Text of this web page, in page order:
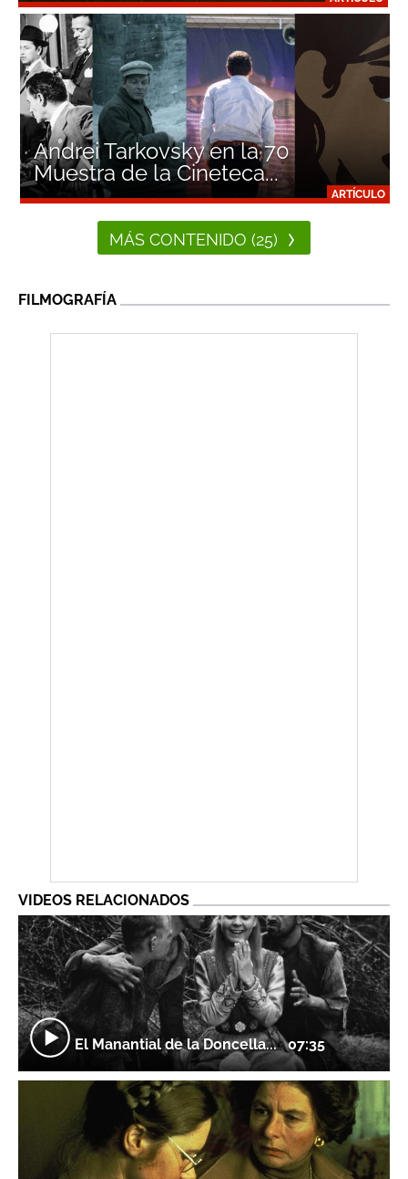
ARTÍCULO
Andrei Tarkovsky en la 70
Muestra de la Cineteca...
MÁS CONTENIDO (25)
FILMOGRAFÍA
VIDEOS RELACIONADOS
El Manantial de la Doncella...07:35